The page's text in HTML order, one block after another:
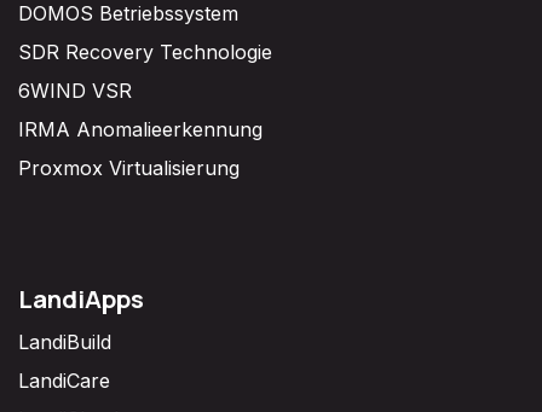
DOMOS Betriebssystem
SDR Recovery Technologie
6WIND VSR
IRMA Anomalieerkennung
Proxmox Virtualisierung
LandiApps
LandiBuild
LandiCare